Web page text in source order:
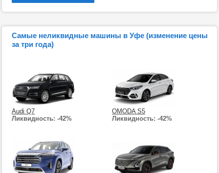
Самые неликвидные машины в Уфе (изменение цены
за три года)
Audi Q7
Ликвидность: -42%
OMODA S5
Ликвидность: -42%